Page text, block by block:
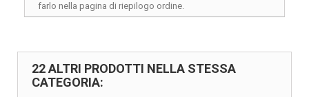
farlo nella pagina di riepilogo ordine.
22 ALTRI PRODOTTI NELLA STESSA
CATEGORIA: